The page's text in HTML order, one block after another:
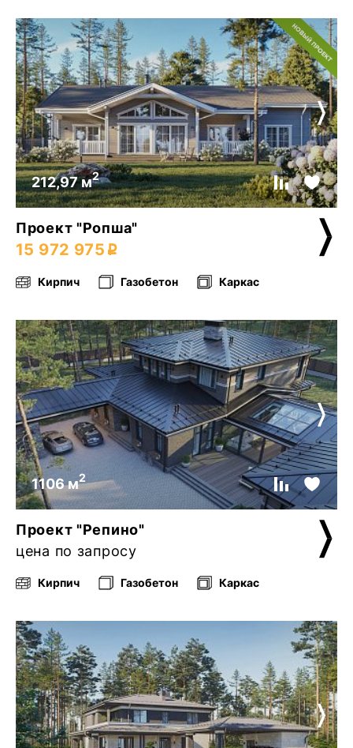
212,97 м2
Проект "Ропша"
15 972 975
Кирпич Газобетон Каркас
1106 м2
Проект "Репино"
цена по запросу
Кирпич Газобетон Каркас